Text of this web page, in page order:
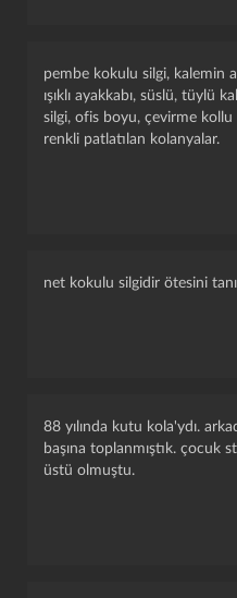
pembe kokulu silgi, kalemin
ışıklı ayakkabı, süslü, tüylü
silgi, ofis boyu, çevirme
renkli patlatılan kolanyalar.
net kokulu silgidir ötesini
88 yılında kutu kola'ydı.
başına toplanmıştık. çocuk
üstü olmuştu.